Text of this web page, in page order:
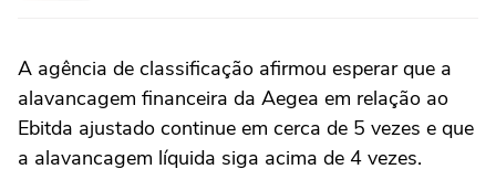
A agência ⁠de classificação afirmou esperar que a
alavancagem financeira da Aegea em relação ao
Ebitda ajustado continue em cerca de 5 vezes e que
a alavancagem líquida siga acima de ‌4 vezes.